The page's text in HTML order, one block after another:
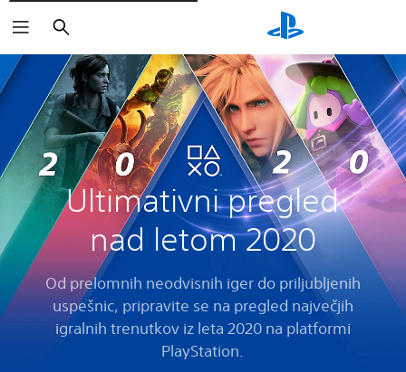
Išči
Ultimativni pregled
nad letom 2020
Od prelomnih neodvisnih iger do priljubljenih
uspešnic, pripravite se na pregled največjih
igralnih trenutkov iz leta 2020 na platformi
PlayStation.